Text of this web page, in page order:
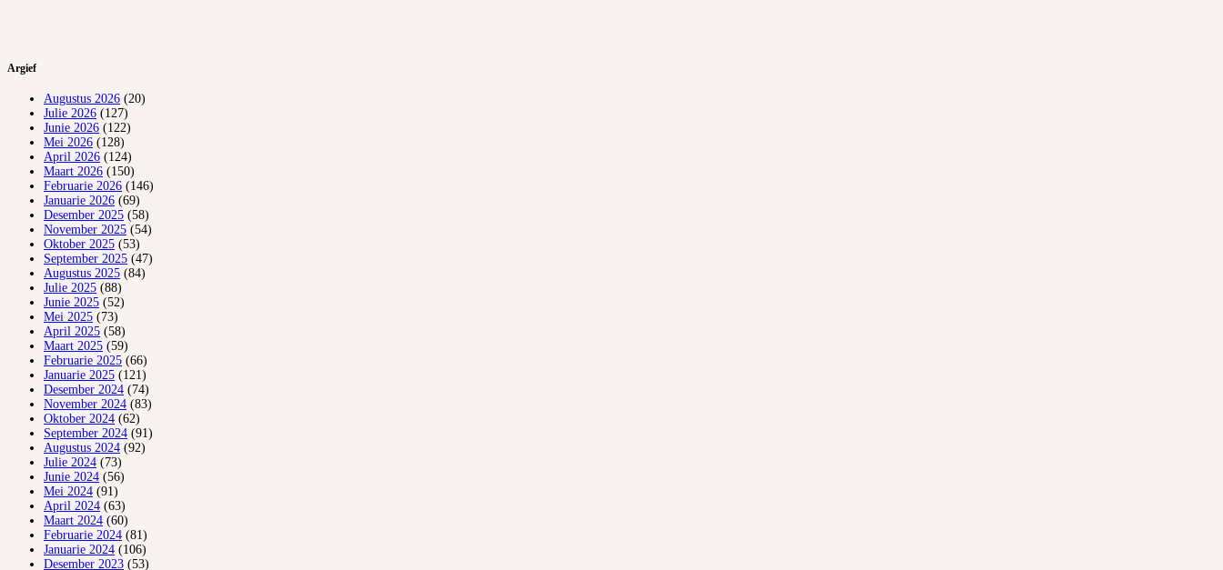
Argief
Augustus 2026 (20)
Julie 2026 (127)
Junie 2026 (122)
Mei 2026 (128)
April 2026 (124)
Maart 2026 (150)
Februarie 2026 (146)
Januarie 2026 (69)
Desember 2025 (58)
November 2025 (54)
Oktober 2025 (53)
September 2025 (47)
Augustus 2025 (84)
Julie 2025 (88)
Junie 2025 (52)
Mei 2025 (73)
April 2025 (58)
Maart 2025 (59)
Februarie 2025 (66)
Januarie 2025 (121)
Desember 2024 (74)
November 2024 (83)
Oktober 2024 (62)
September 2024 (91)
Augustus 2024 (92)
Julie 2024 (73)
Junie 2024 (56)
Mei 2024 (91)
April 2024 (63)
Maart 2024 (60)
Februarie 2024 (81)
Januarie 2024 (106)
Desember 2023 (53)